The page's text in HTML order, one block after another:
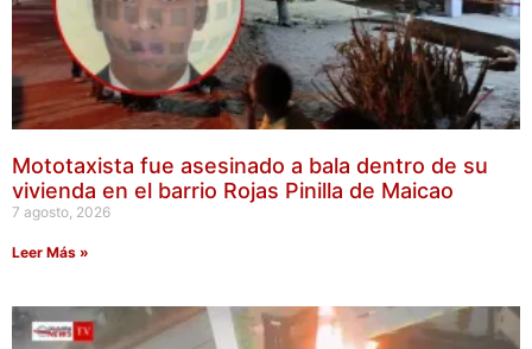
Mototaxista fue asesinado a bala dentro de su
vivienda en el barrio Rojas Pinilla de Maicao
7 agosto, 2026
Leer Más »